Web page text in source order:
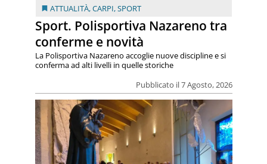
ATTUALITÀ,CARPI,SPORT
Sport. Polisportiva Nazareno tra
conferme e novità
Pubblicato il 7 Agosto, 2026
La Polisportiva Nazareno accoglie nuove discipline e si
conferma ad alti livelli in quelle storiche